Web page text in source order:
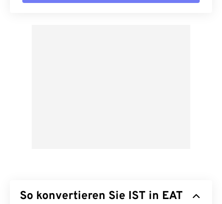
So konvertieren Sie IST in EAT